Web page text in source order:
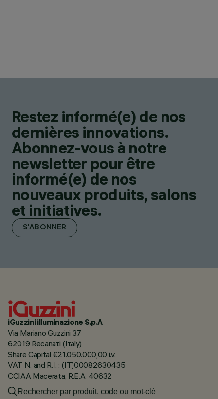
Restez informé(e) de nos
dernières innovations.
Abonnez-vous à notre
newsletter pour être
informé(e) de nos
nouveaux produits, salons
et initiatives.
S'ABONNER
iGuzzini illuminazione S.p.A
Via Mariano Guzzini 37
62019 Recanati (Italy)
Share Capital €21.050.000,00 i.v.
VAT N. and R.I. : (IT)00082630435
CCIAA Macerata, R.E.A. 40632